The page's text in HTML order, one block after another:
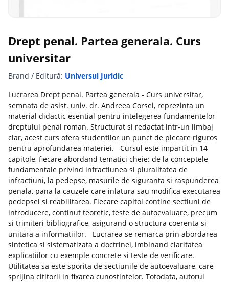
Drept penal. Partea generala. Curs
universitar
Brand / Editură: Universul Juridic
Lucrarea Drept penal. Partea generala - Curs universitar,
semnata de asist. univ. dr. Andreea Corsei, reprezinta un
material didactic esential pentru intelegerea fundamentelor
dreptului penal roman. Structurat si redactat intr-un limbaj
clar, acest curs ofera studentilor un punct de plecare riguros
pentru aprofundarea materiei. Cursul este impartit in 14
capitole, fiecare abordand tematici cheie: de la conceptele
fundamentale privind infractiunea si pluralitatea de
infractiuni, la pedepse, masurile de siguranta si raspunderea
penala, pana la cauzele care inlatura sau modifica executarea
pedepsei si reabilitarea. Fiecare capitol contine sectiuni de
introducere, continut teoretic, teste de autoevaluare, precum
si trimiteri bibliografice, asigurand o structura coerenta si
unitara a informatiilor. Lucrarea se remarca prin abordarea
sintetica si sistematizata a doctrinei, imbinand claritatea
explicatiilor cu exemple concrete si teste de verificare.
Utilitatea sa este sporita de sectiunile de autoevaluare, care
sprijina cititorii in fixarea cunostintelor. Totodata, autorul